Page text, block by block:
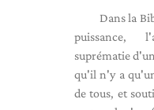
Dans la
puissance,
suprématie
qu'il n'y a
de tous, et